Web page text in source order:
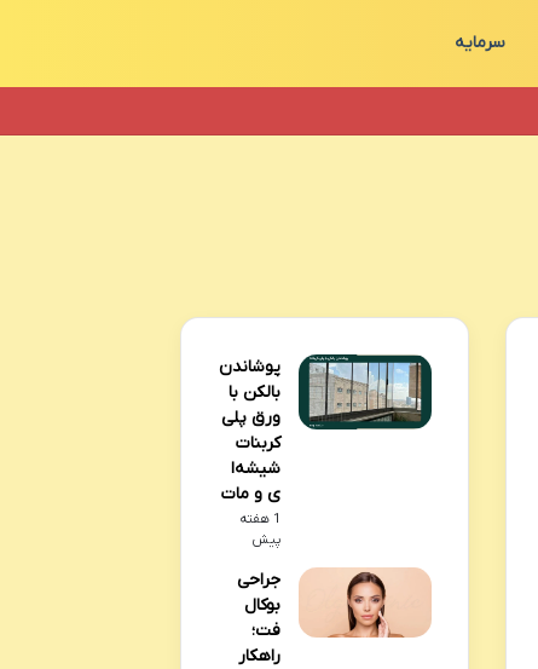
سرمایه
پوشاندن
بالکن با
ورق پلی
کربنات
شیشه‌ا
ی و مات
1 هفته
پیش
جراحی
بوکال
فت؛
راهکار